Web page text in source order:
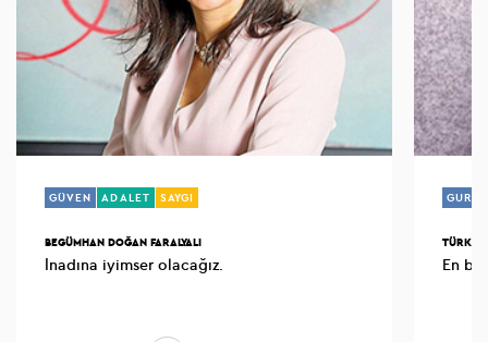
GÜVEN ADALET SAYGI
BEGÜMHAN DOĞAN FARALYALI
İnadına iyimser olacağız.
GURUR